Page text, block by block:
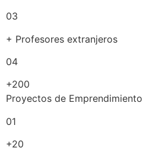
03
+ Profesores extranjeros
04
+200
Proyectos de Emprendimiento
01
+20